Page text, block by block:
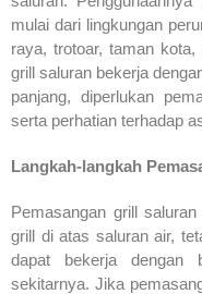
mulai dari lingkungan
raya, trotoar, taman
grill saluran bekerja
panjang, diperlukan
serta perhatian terhadap
Langkah-langkah
Pemasangan grill
grill di atas saluran air,
dapat bekerja dengan
sekitarnya. Jika